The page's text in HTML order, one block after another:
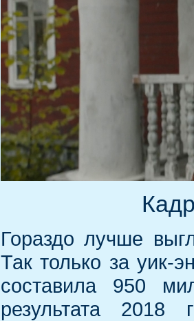
Гораздо лучше
Так только за уик-
составила 950
результата 2018